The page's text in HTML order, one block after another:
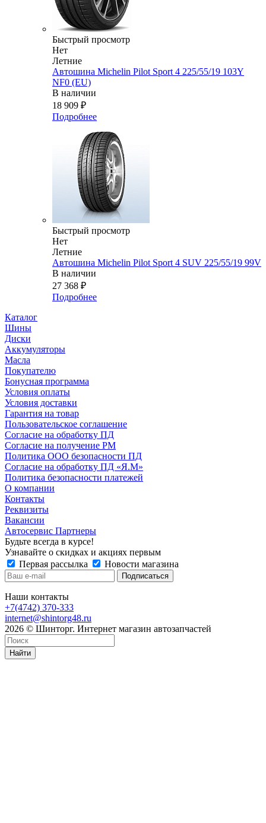
Быстрый просмотр
Нет
Летние
Автошина Michelin Pilot Sport 4 225/55/19 103Y
NF0 (EU)
В наличии
18 909 ₽
Подробнее
Быстрый просмотр
Нет
Летние
Автошина Michelin Pilot Sport 4 SUV 225/55/19 99V
В наличии
27 368 ₽
Подробнее
Каталог
Шины
Диски
Аккумуляторы
Масла
Покупателю
Бонусная программа
Условия оплаты
Условия доставки
Гарантия на товар
Пользовательское соглашение
Согласие на обработку ПД
Согласие на получение РМ
Политика ООО безопасности ПД
Согласие на обработку ПД «Я.М»
Политика безопасности платежей
О компании
Контакты
Реквизиты
Вакансии
Автосервис Партнеры
Будьте всегда в курсе!
Узнавайте о скидках и акциях первым
Первая рассылка
Новости магазина
Наши контакты
+7(4742) 370-333
internet@shintorg48.ru
2026 © Шинторг. Интернет магазин автозапчастей
Найти